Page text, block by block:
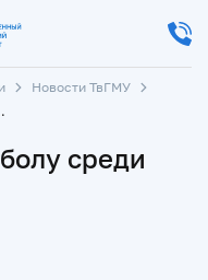
Новости ТвГМУ
ТГМА
среди